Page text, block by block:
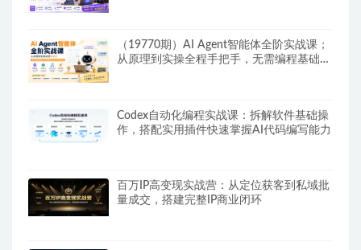
（19770期）AI Agent智能体全阶实战课；
从原理到实操全程手把手，无需编程基础也
Codex自动化编程实战课：拆解软件基础操
作，搭配实用插件快速掌握AI代码编写能力
百万IP高变现实战营：从定位获客到私域批
量成交，搭建完整IP商业闭环